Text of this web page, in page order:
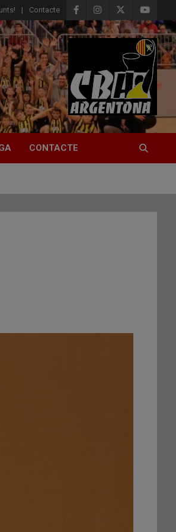
Contacte
CONTACTE